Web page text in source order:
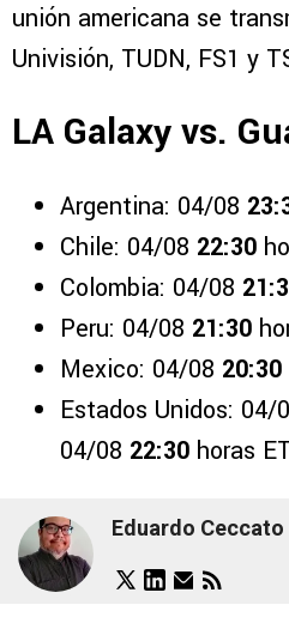
unión americana se
Univisión, TUDN, FS1 y
LA Galaxy vs.
Argentina: 04/08
Chile: 04/08 22:30
Colombia: 04/08
Peru: 04/08 21:30
Mexico: 04/08 20:30
Estados Unidos: 04/
04/08 22:30 horas
Eduardo